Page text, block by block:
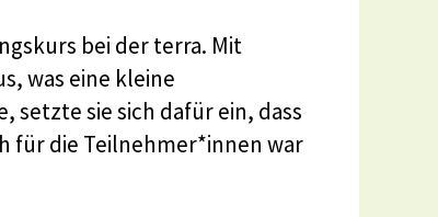
bei der terra. Mit
was eine kleine
sie sich dafür ein, dass
für die Teilnehmer*innen war